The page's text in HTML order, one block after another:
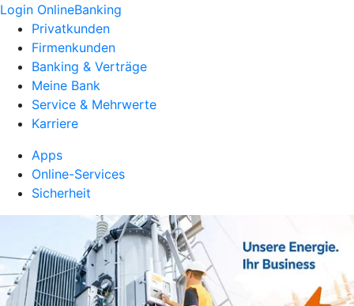
Login OnlineBanking
Privatkunden
Firmenkunden
Banking & Verträge
Meine Bank
Service & Mehrwerte
Karriere
Apps
Online-Services
Sicherheit